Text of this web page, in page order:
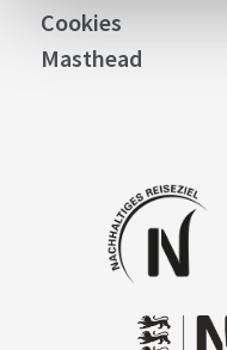
Cookies
Masthead